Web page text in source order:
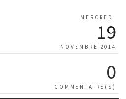
MERCREDI
19
NOVEMBRE 2014
0
COMMENTAIRE(S)